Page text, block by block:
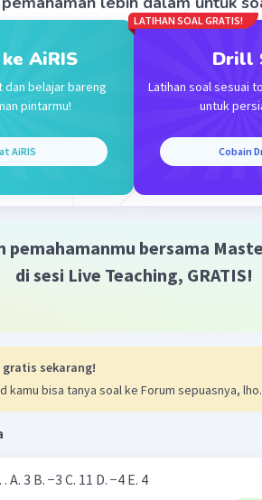
3x cos 3x + 3 sec tan 3x sec 3x
adalah 3 cos sin 3x cos 3x + 3 sec tan
·0.0(0) Balas
Iklan
AiRIS
dan belajar bareng
pintarmu!
AiRIS
LATIHAN SOAL GRATIS!
Drill
Latihan soal sesuai
untuk
Cobain
pemahamanmu bersama
di sesi Live Teaching, GRATIS!
gratis sekarang!
kamu bisa tanya soal ke Forum sepuasnya, lho.
Nilai dari |−7+4|=… A. 3 B. −3 C. 11 D. −4 E. 4